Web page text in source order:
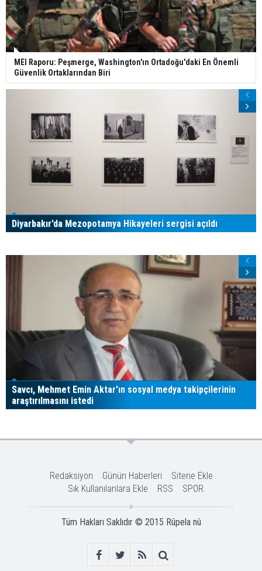
MEI Raporu: Peşmerge, Washington'ın Ortadoğu'daki En Önemli
Güvenlik Ortaklarından Biri
Diyarbakır’da Mezopotamya Hikayeleri sergisi açıldı
Savcı, Mehmet Emin Aktar'ın sosyal medya takipçilerinin
araştırılmasını istedi
Redaksiyon Günün Haberleri
Sitene Ekle
Sık Kullanılanlara Ekle
RSS SPOR
Tüm Hakları Saklıdır © 2015 Rûpela nû